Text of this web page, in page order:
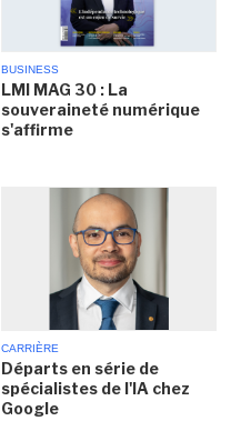
BUSINESS
LMI MAG 30 : La
souveraineté numérique
s'affirme
CARRIÈRE
Départs en série de
spécialistes de l'IA chez
Google